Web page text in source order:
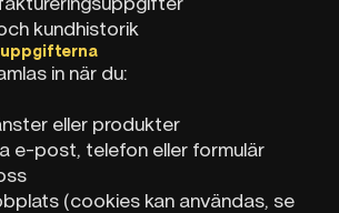
kundhistorik
uppgifterna
in när du:
eller produkter
e-post, telefon eller formulär
(cookies kan användas, se